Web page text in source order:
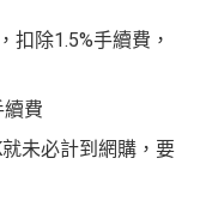
扣除1.5%手續費，
續費
未必計到網購，要